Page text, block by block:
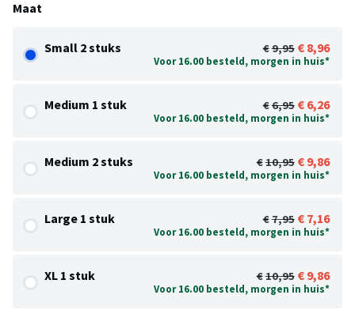
Maat
Small 2 stuks 9,95 8,96
Voor 16.00 besteld, morgen in huis*
Medium 1 stuk 6,95 6,26
Voor 16.00 besteld, morgen in huis*
Medium 2 stuks 10,95 9,86
Voor 16.00 besteld, morgen in huis*
Large 1 stuk 7,95 7,16
Voor 16.00 besteld, morgen in huis*
XL 1 stuk 10,95 9,86
Voor 16.00 besteld, morgen in huis*